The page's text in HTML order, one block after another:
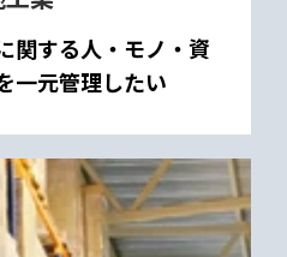
関する人・モノ・資
一元管理したい